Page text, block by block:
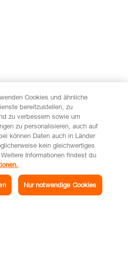
Cookies und ähnliche
bereitzustellen, zu
zu verbessern sowie um
zu personalisieren, auch auf
können Daten auch in Länder
kein gleichwertiges
Informationen findest du
Nur notwendige Cookies